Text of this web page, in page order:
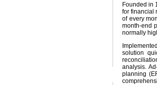
Founded in
for financial
of every
month-end
normally
solution
analysis.
planning